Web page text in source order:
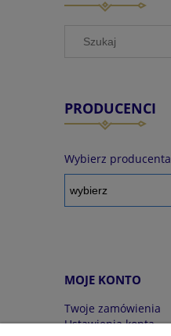
PRODUCENCI
Wybierz producenta
MOJE KONTO
Twoje zamówienia
Ustawienia konta